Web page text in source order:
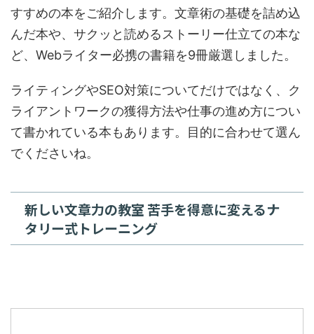
すすめの本をご紹介します。文章術の基礎を詰め込
んだ本や、サクッと読めるストーリー仕立ての本な
ど、Webライター必携の書籍を9冊厳選しました。
ライティングやSEO対策についてだけではなく、ク
ライアントワークの獲得方法や仕事の進め方につい
て書かれている本もあります。目的に合わせて選ん
でくださいね。
新しい文章力の教室 苦手を得意に変えるナ
タリー式トレーニング